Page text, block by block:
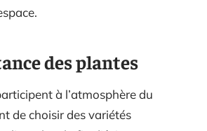
des plantes
à l’atmosphère du
de choisir des variétés